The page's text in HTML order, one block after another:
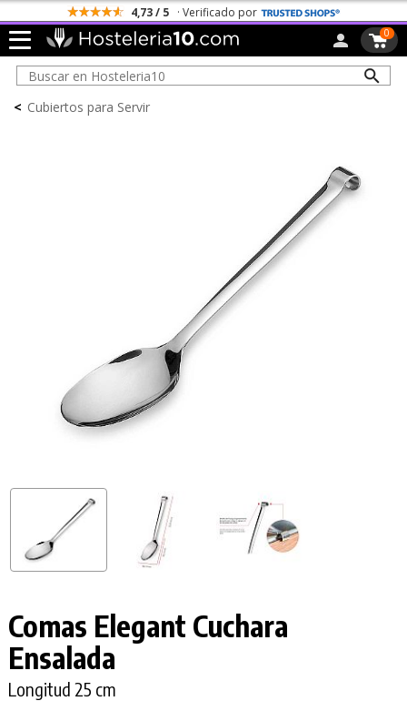
4,73 / 5 · Verificado por
0
< Cubiertos para Servir
Comas Elegant Cuchara
Ensalada
Longitud 25 cm